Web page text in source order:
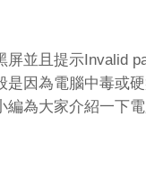
並且提示Invalid
因為電腦中毒或
為大家介紹一下